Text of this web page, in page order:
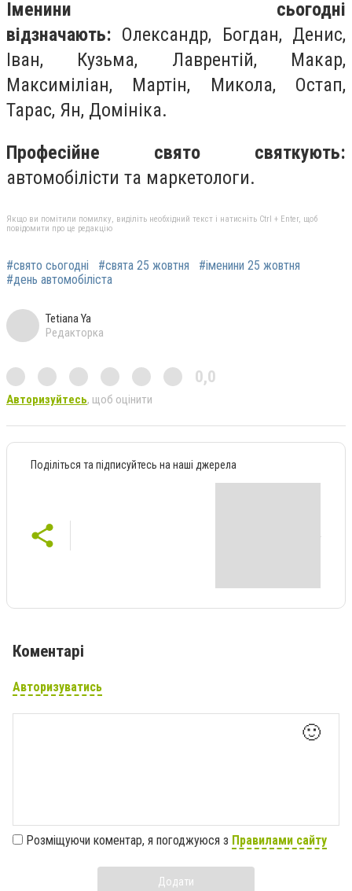
Іменини сьогодні
відзначають: Олександр, Богдан, Денис,
Іван, Кузьма, Лаврентій, Макар,
Максиміліан, Мартін, Микола, Остап,
Тарас, Ян, Домініка.
Професійне свято святкують:
автомобілісти та маркетологи.
Якщо ви помітили помилку, виділіть необхідний текст і натисніть Ctrl + Enter, щоб
повідомити про це редакцію
#свято сьогодні #свята 25 жовтня
#іменини 25 жовтня
#день автомобіліста
Tetiana Ya
Редакторка
0,0
Авторизуйтесь, щоб оцінити
Поділіться та підписуйтесь на наші джерела
Коментарі
Авторизуватись
🙂
Розміщуючи коментар, я погоджуюся з Правилами сайту
Додати